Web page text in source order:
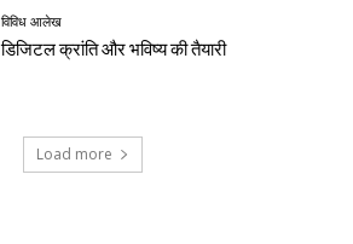
विविध आलेख
डिजिटल क्रांति और भविष्य की तैयारी
Load more